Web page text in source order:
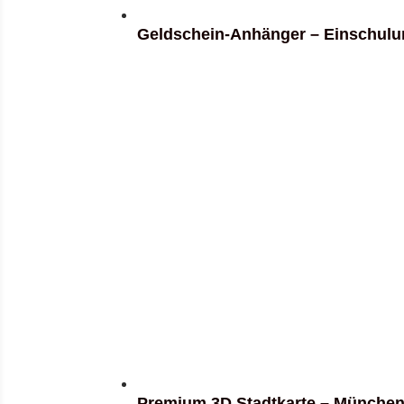
Geldschein-Anhänger –